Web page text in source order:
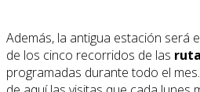
Además, la antigua estación será
de los cinco recorridos de las
programadas durante todo el